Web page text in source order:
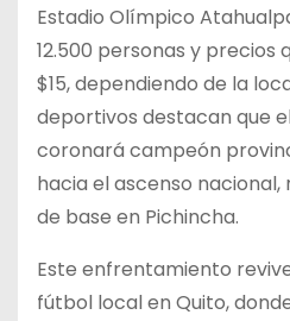
Estadio Olímpico
12.500 personas y precios
$15, dependiendo de la
deportivos destacan que
coronará campeón
hacia el ascenso
de base en Pichincha.
Este enfrentamiento
fútbol local en Quito,